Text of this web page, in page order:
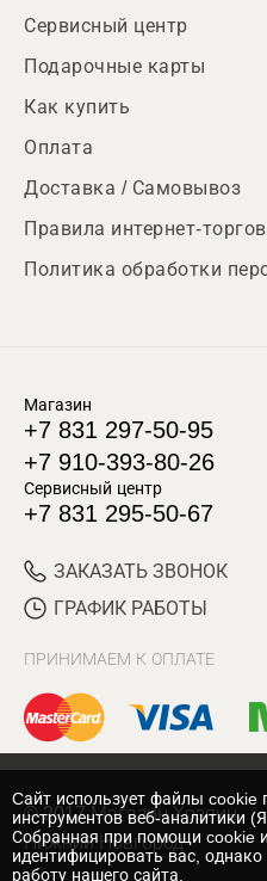
Сервисный центр
Подарочные карты
Как купить
Оплата
Доставка / Самовывоз
Правила интернет-
Политика обработки
Магазин
+7 831 297-50-95
+7 910-393-80-26
Сервисный центр
+7 831 295-50-67
ЗАКАЗАТЬ ЗВОНОК
ГРАФИК РАБОТЫ
ПРИНИМАЕМ К ОПЛАТЕ
© 2017 Магазин Хозяин
Нижний Новгород
Cайт использует файлы cookie
инструментов веб-аналитики
Собранная при помощи cookie
идентифицировать вас,
работу нашего сайта.